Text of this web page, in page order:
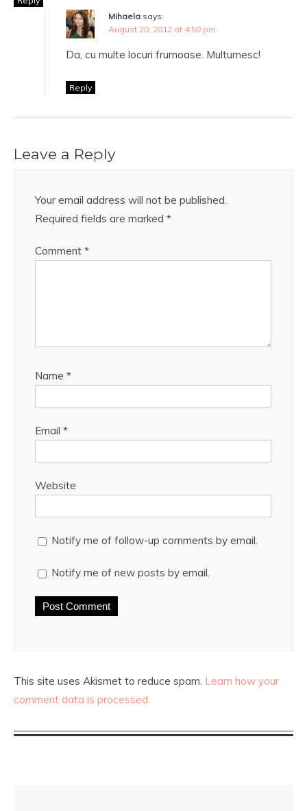
Mihaela says:
August 20, 2012 at 4:50 pm
Da, cu multe locuri frumoase. Multumesc!
Reply
Leave a Reply
Your email address will not be published.
Required fields are marked *
Comment *
Name *
Email *
Website
Notify me of follow-up comments by email.
Notify me of new posts by email.
This site uses Akismet to reduce spam. Learn how your
comment data is processed.